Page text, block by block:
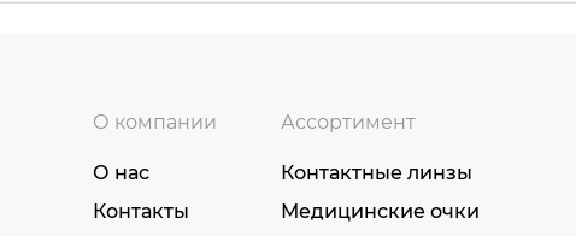
О компании
О нас
Контакты
Ассортимент
Контактные линзы
Медицинские очки